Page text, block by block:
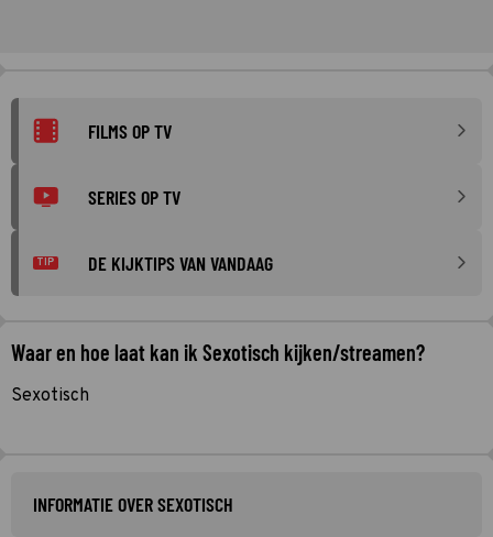
FILMS OP TV
SERIES OP TV
TIP DE KIJKTIPS VAN VANDAAG
Waar en hoe laat kan ik Sexotisch kijken/streamen?
Sexotisch
INFORMATIE OVER SEXOTISCH